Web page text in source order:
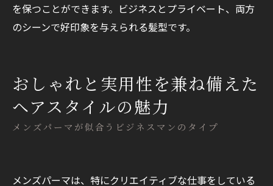
を保つことができます。ビジネスとプライベート、両方
のシーンで好印象を与えられる髪型です。
メンズパーマが似合うビジネスマンのタイプ
おしゃれと実用性を兼ね備えた
ヘアスタイルの魅力
メンズパーマは、特にクリエイティブな仕事をしている